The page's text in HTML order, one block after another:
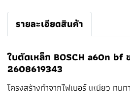
รายละเอียดสินค้า
ใบตัดเหล็ก BOSCH a60n bf
2608619343
โครงสร้างทำจากไฟเบอร์ เหนียว ทนท